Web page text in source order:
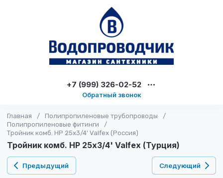
+7 (999) 326-02-52
Обратный звонок
Главная / Полипропиленовые трубопроводы
/
Полипропиленовые фитинги
/
Тройник комб. НР 25х3/4' Valfex (Россия)
Тройник комб. НР 25х3/4' Valfex (Турция)
Предыдущий Следующий